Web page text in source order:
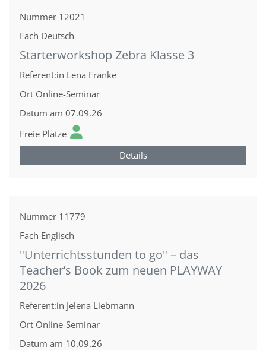
Nummer 12021
Fach Deutsch
Starterworkshop Zebra Klasse 3
Referent:in Lena Franke
Ort Online-Seminar
Datum am 07.09.26
Freie Plätze
Details
Nummer 11779
Fach Englisch
"Unterrichtsstunden to go" – das
Teacher’s Book zum neuen PLAYWAY
2026
Referent:in Jelena Liebmann
Ort Online-Seminar
Datum am 10.09.26